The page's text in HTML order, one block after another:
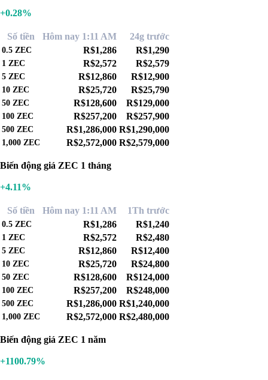
+0.28%
Số tiền Hôm nay 1:11 AM 24g trước
0.5 ZEC R$1,286 R$1,290
1 ZEC R$2,572 R$2,579
5 ZEC R$12,860 R$12,900
10 ZEC R$25,720 R$25,790
50 ZEC R$128,600 R$129,000
100 ZEC R$257,200 R$257,900
500 ZEC R$1,286,000 R$1,290,000
1,000 ZEC R$2,572,000 R$2,579,000
Biến động giá ZEC 1 tháng
+4.11%
Số tiền Hôm nay 1:11 AM 1Th trước
0.5 ZEC R$1,286 R$1,240
1 ZEC R$2,572 R$2,480
5 ZEC R$12,860 R$12,400
10 ZEC R$25,720 R$24,800
50 ZEC R$128,600 R$124,000
100 ZEC R$257,200 R$248,000
500 ZEC R$1,286,000 R$1,240,000
1,000 ZEC R$2,572,000 R$2,480,000
Biến động giá ZEC 1 năm
+1100.79%